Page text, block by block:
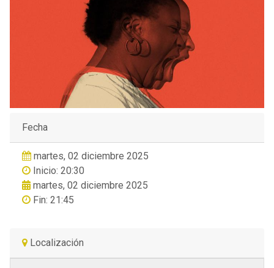
Fecha
martes, 02 diciembre 2025
Inicio: 20:30
martes, 02 diciembre 2025
Fin: 21:45
Localización